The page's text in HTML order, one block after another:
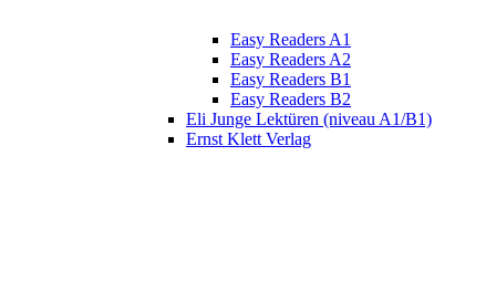
Easy Readers A1
Easy Readers A2
Easy Readers B1
Easy Readers B2
Eli Junge Lektüren (niveau A1/B1)
Ernst Klett Verlag